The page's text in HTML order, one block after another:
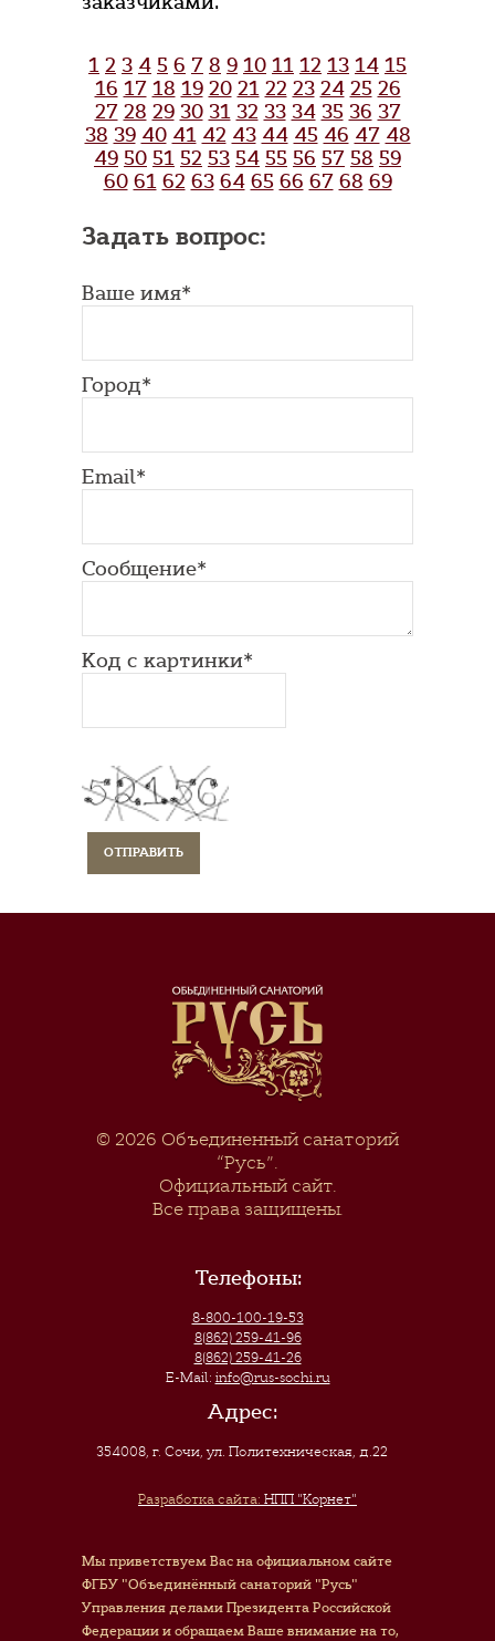
1 2 3 4 5 6 7 8 9 10 11 12 13 14 15
16 17 18 19 20 21 22 23 24 25 26
27 28 29 30 31 32 33 34 35 36 37
38 39 40 41 42 43 44 45 46 47 48
49 50 51 52 53 54 55 56 57 58 59
60 61 62 63 64 65 66 67 68 69
Задать вопрос:
Ваше имя*
Город*
Email*
Сообщение*
Код с картинки*
© 2026 Объединенный санаторий
“Русь”.
Официальный сайт.
Все права защищены.
Телефоны:
8-800-100-19-53
8(862) 259-41-96
8(862) 259-41-26
E-Mail: info@rus-sochi.ru
Адрес:
354008, г. Сочи,ул. Политехническая, д.22
Разработка сайта: НПП "Корнет"
Мы приветствуем Вас на официальном сайте
ФГБУ "Объединённый санаторий "Русь"
Управления делами Президента Российской
Федерации и обращаем Ваше внимание на то,